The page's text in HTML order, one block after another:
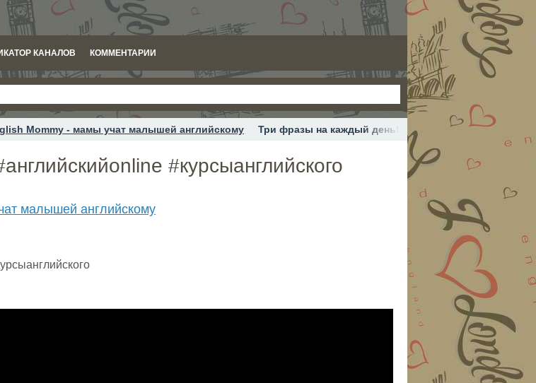
КАНАЛОВ КОММЕНТАРИИ
Mommy - мамы учат малышей английскому Три фразы на каждый день! #английскийonline
#курсыанглийского
малышей английскому